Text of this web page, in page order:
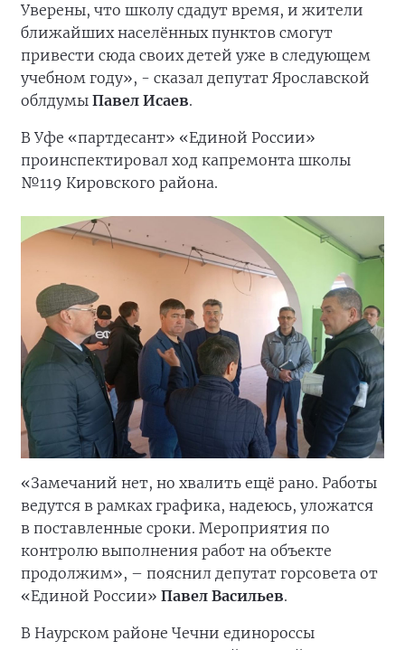
Уверены, что школу сдадут время, и жители
ближайших населённых пунктов смогут
привести сюда своих детей уже в следующем
учебном году», - сказал депутат Ярославской
облдумы Павел Исаев.
В Уфе «партдесант» «Единой России»
проинспектировал ход капремонта школы
№119 Кировского района.
«Замечаний нет, но хвалить ещё рано. Работы
ведутся в рамках графика, надеюсь, уложатся
в поставленные сроки. Мероприятия по
контролю выполнения работ на объекте
продолжим», – пояснил депутат горсовета от
«Единой России» Павел Васильев.
В Наурском районе Чечни единороссы